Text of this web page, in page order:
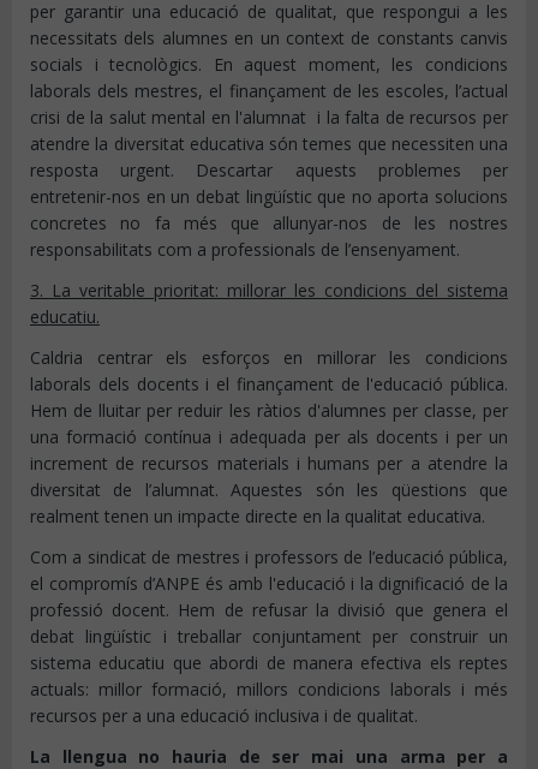
per garantir una educació de qualitat, que respongui a les
necessitats dels alumnes en un context de constants canvis
socials i tecnològics. En aquest moment, les condicions
laborals dels mestres, el finançament de les escoles, l’actual
crisi de la salut mental en l'alumnat i la falta de recursos per
atendre la diversitat educativa són temes que necessiten una
resposta urgent. Descartar aquests problemes per
entretenir-nos en un debat lingüístic que no aporta solucions
concretes no fa més que allunyar-nos de les nostres
responsabilitats com a professionals de l’ensenyament.
3. La veritable prioritat: millorar les condicions del sistema
educatiu.
Caldria centrar els esforços en millorar les condicions
laborals dels docents i el finançament de l'educació pública.
Hem de lluitar per reduir les ràtios d'alumnes per classe, per
una formació contínua i adequada per als docents i per un
increment de recursos materials i humans per a atendre la
diversitat de l’alumnat. Aquestes són les qüestions que
realment tenen un impacte directe en la qualitat educativa.
Com a sindicat de mestres i professors de l’educació pública,
el compromís d’ANPE és amb l'educació i la dignificació de la
professió docent. Hem de refusar la divisió que genera el
debat lingüístic i treballar conjuntament per construir un
sistema educatiu que abordi de manera efectiva els reptes
actuals: millor formació, millors condicions laborals i més
recursos per a una educació inclusiva i de qualitat.
La llengua no hauria de ser mai una arma per a